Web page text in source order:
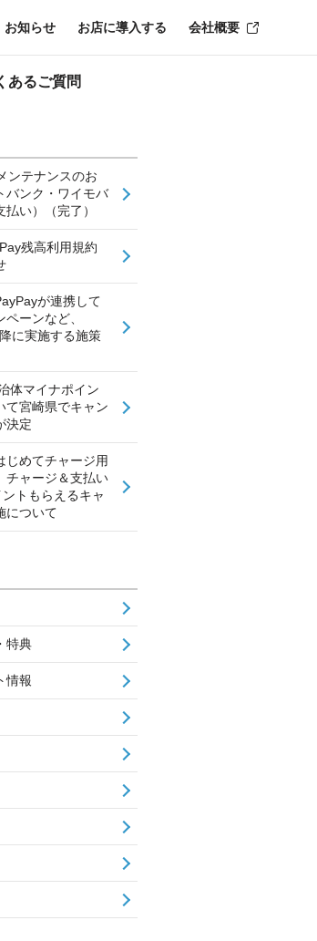
あるご質問
お知らせ お店に導入する 会社概要
ンテナンスのお
バンク・ワイモバ
い）（完了）
残高利用規約
が連携して
ーンなど、
に実施する施策
体マイナポイン
て宮崎県でキャン
決定
じめてチャージ用
チャージ＆支払い
トもらえるキャ
について
特典
情報